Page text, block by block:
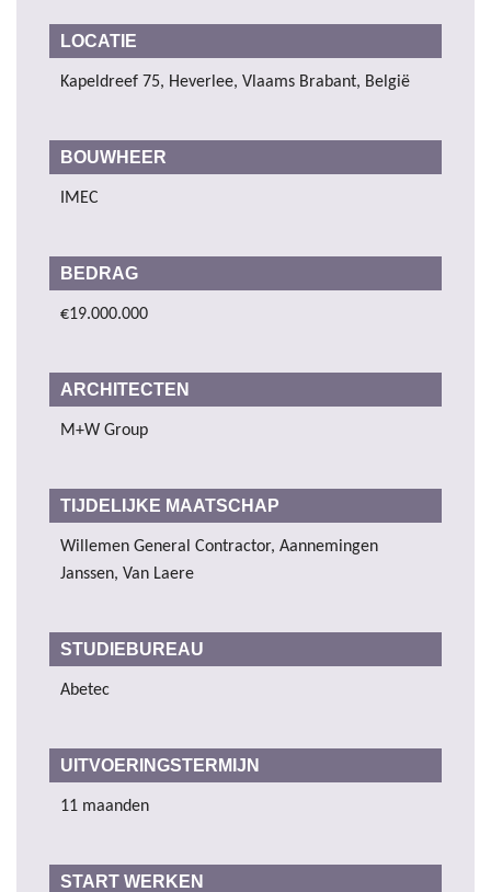
LOCATIE
Kapeldreef 75, Heverlee, Vlaams Brabant, België
BOUWHEER
IMEC
BEDRAG
€19.000.000
ARCHITECTEN
M+W Group
TIJDELIJKE MAATSCHAP
Willemen General Contractor, Aannemingen
Janssen, Van Laere
STUDIEBUREAU
Abetec
UITVOERINGSTERMIJN
11 maanden
START WERKEN